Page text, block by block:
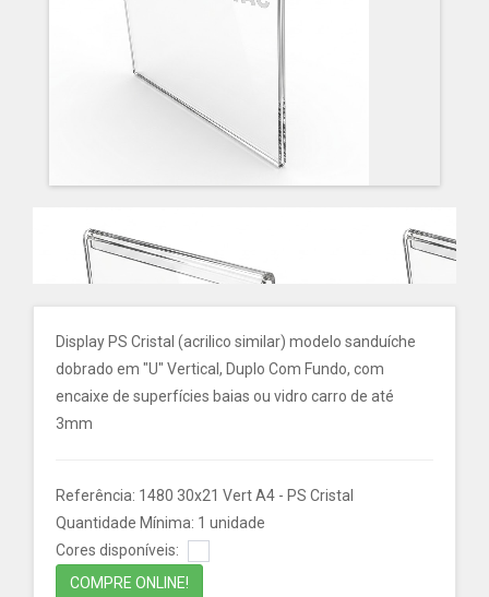
Display PS Cristal (acrilico similar) modelo sanduíche
dobrado em "U" Vertical, Duplo Com Fundo, com
encaixe de superfícies baias ou vidro carro de até
3mm
Referência: 1480 30x21 Vert A4 - PS Cristal
Quantidade Mínima: 1 unidade
Cores disponíveis:
COMPRE ONLINE!